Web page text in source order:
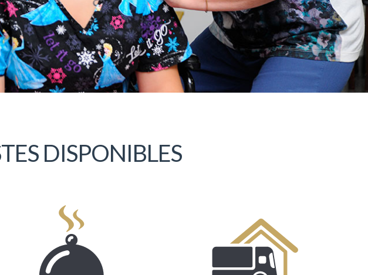
de
leurs
plus haut
la relation
DISPONIBLES